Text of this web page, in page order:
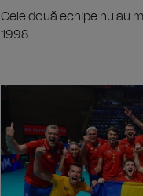
Cele două echipe nu au
1998.